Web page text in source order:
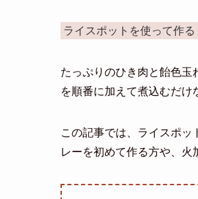
ライスポットを使って作る
たっぷりのひき肉と飴色玉
を順番に加えて煮込むだけ
この記事では、ライスポッ
レーを初めて作る方や、火